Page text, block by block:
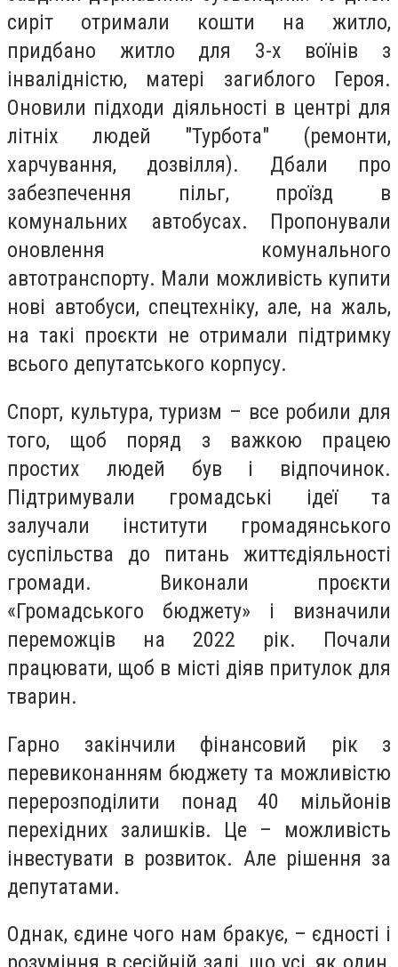
сиріт отримали кошти на житло,
придбано житло для 3-х воїнів з
інвалідністю, матері загиблого Героя.
Оновили підходи діяльності в центрі для
літніх людей "Турбота" (ремонти,
харчування, дозвілля). Дбали про
забезпечення пільг, проїзд в
комунальних автобусах. Пропонували
оновлення комунального
автотранспорту. Мали можливість купити
нові автобуси, спецтехніку, але, на жаль,
на такі проєкти не отримали підтримку
всього депутатського корпусу.
Спорт, культура, туризм – все робили для
того, щоб поряд з важкою працею
простих людей був і відпочинок.
Підтримували громадські ідеї та
залучали інститути громадянського
суспільства до питань життєдіяльності
громади. Виконали проєкти
«Громадського бюджету» і визначили
переможців на 2022 рік. Почали
працювати, щоб в місті діяв притулок для
тварин.
Гарно закінчили фінансовий рік з
перевиконанням бюджету та можливістю
перерозподілити понад 40 мільйонів
перехідних залишків. Це – можливість
інвестувати в розвиток. Але рішення за
депутатами.
Однак, єдине чого нам бракує, – єдності і